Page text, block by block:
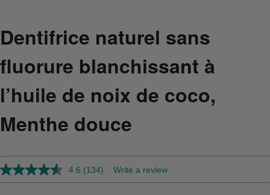
Dentifrice naturel sans
fluorure blanchissant à
l’huile de noix de coco,
Menthe douce
4.6 Read
134
(134) Write a review